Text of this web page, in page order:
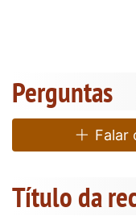
Perguntas
Falar
Título da